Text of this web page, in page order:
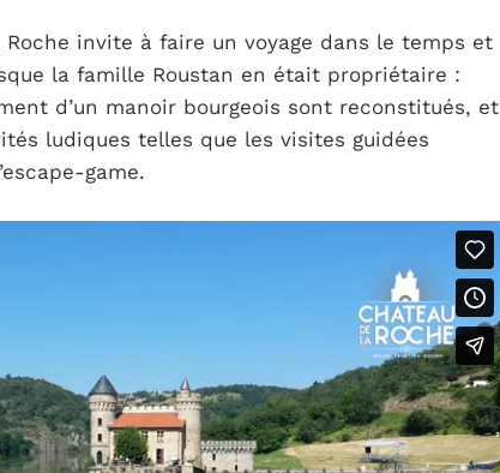
Roche invite à faire un voyage dans le temps et
la famille Roustan en était propriétaire :
d’un manoir bourgeois sont reconstitués, et
ludiques telles que les visites guidées
game.